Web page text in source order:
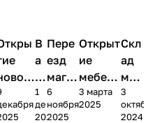
В
а
к
а
н
1
декабря
2025
Пере
езд
магаз
ина в
г.
6
ноября
2025
Открыт
ие
мебель
ного
салона
3 марта
2025
Скл
ад
меб
ели
пер
3
2024